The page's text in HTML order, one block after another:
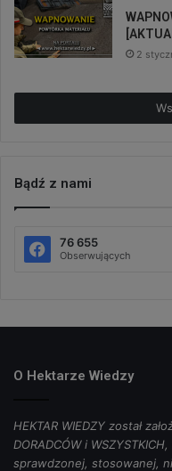
2
Bądź z nami
76 655
Obserwujących
O Hektarze Wiedzy
HEKTAR WIEDZY został
DORADCÓW i
sprawdzonej, stosowanej,